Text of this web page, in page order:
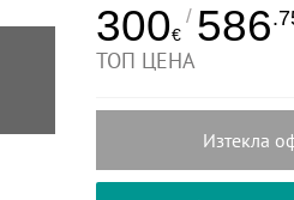
300€
/ 586
ТОП ЦЕНА
Изтекла